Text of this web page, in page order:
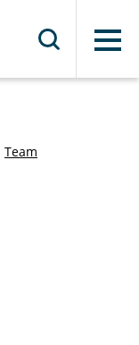
Menü
Team